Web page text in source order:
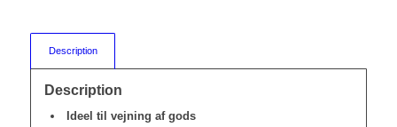
Description
Description
Ideel til vejning af gods